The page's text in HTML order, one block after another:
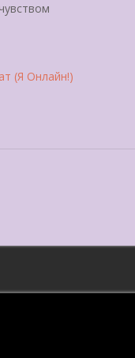
(Я Онлайн!)